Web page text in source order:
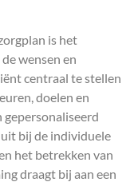
is het
wensen en
centraal te stellen
doelen en
gepersonaliseerd
bij de individuele
het betrekken van
draagt bij aan een